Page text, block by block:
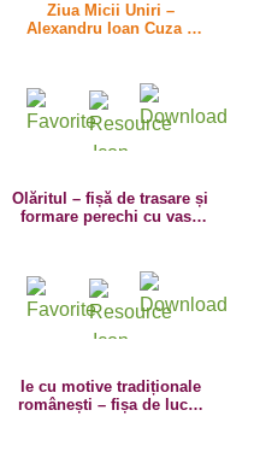
Ziua Micii Uniri –
Alexandru Ioan Cuza –
Olăritul – fișă de trasare și
formare perechi cu vase
Ie cu motive tradiționale
românești – fișa de lucru